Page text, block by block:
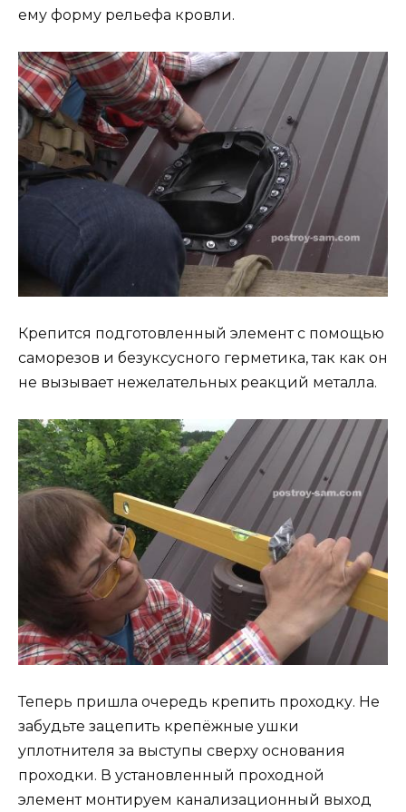
ему форму рельефа кровли.
Крепится подготовленный элемент с помощью
саморезов и безуксусного герметика, так как он
не вызывает нежелательных реакций металла.
Теперь пришла очередь крепить проходку. Не
забудьте зацепить крепёжные ушки
уплотнителя за выступы сверху основания
проходки. В установленный проходной
элемент монтируем канализационный выход